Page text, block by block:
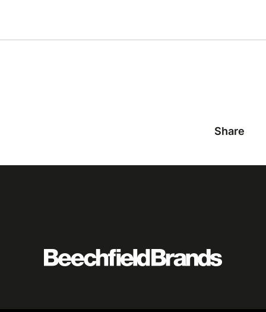
Share
Logo